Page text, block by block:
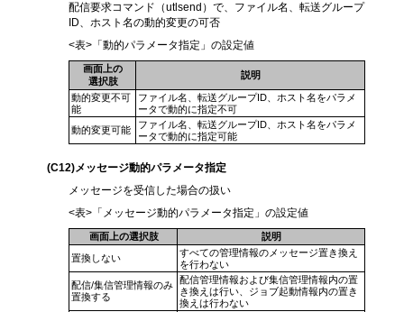
配信要求コマンド（utlsend）で、ファイル名、転送グループ
ID、ホスト名の動的変更の可否
<表>「動的パラメータ指定」の設定値
画面上の
選択肢
説明
動的変更不可
能
ファイル名、転送グループID、ホスト名をパラメ
ータで動的に指定不可
動的変更可能
ファイル名、転送グループID、ホスト名をパラメ
ータで動的に指定可能
(C12)メッセージ動的パラメータ指定
メッセージを受信した場合の扱い
<表>「メッセージ動的パラメータ指定」の設定値
画面上の選択肢
説明
置換しない
すべての管理情報のメッセージ置き換え
を行わない
配信/集信管理情報のみ
置換する
配信管理情報および集信管理情報内の置
き換えは行い、ジョブ起動情報内の置き
換えは行わない